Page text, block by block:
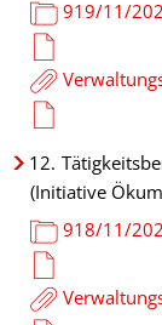
919/11/
12.
(Initiative
918/11/